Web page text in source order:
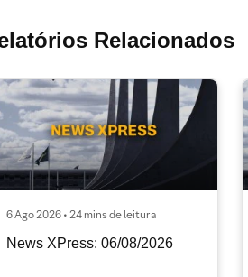
Relacionados
6 Ago 2026 • 24 mins de leitura
News XPress: 06/08/2026